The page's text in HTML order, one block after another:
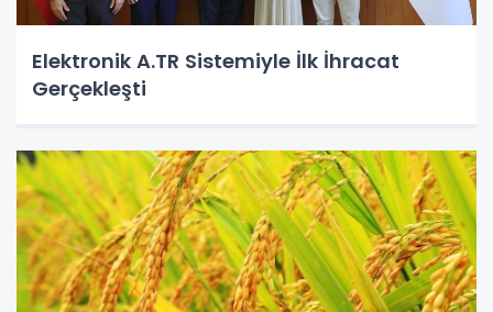
Elektronik A.TR Sistemiyle İlk İhracat
Gerçekleşti